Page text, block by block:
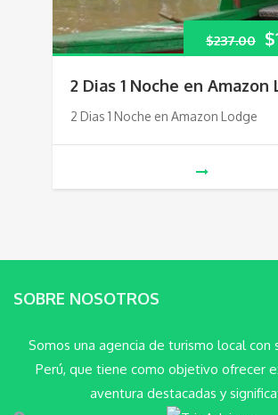
$237.00 $
2 Dias 1 Noche en Amazon
2 Dias 1 Noche en Amazon Lodge
SOBRE NOSOTROS
Somos una agencia de turismo local con
Perú, que tiene como objetivo ofrecer
aventura destacadas y